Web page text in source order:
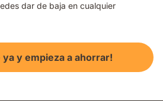
dar de baja en cualquier
ya y empieza a ahorrar!